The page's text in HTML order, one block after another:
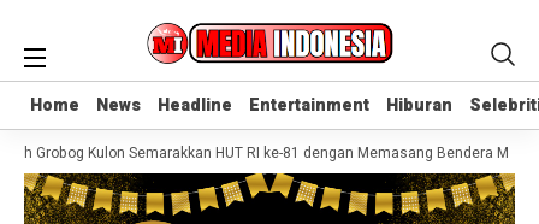
Home News Headline Entertainment Hiburan
Home News Headline Entertainment Hiburan
Grobog Kulon Semarakkan HUT RI ke-81 dengan Memasang Bendera Merah